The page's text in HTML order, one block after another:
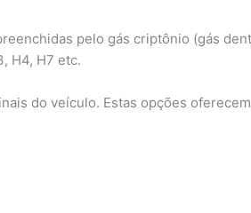
pelo gás criptônio (gás
H4, H7 etc.
do veículo. Estas opções